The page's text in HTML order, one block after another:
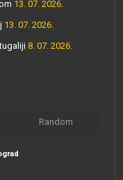
13. 07. 2026.
13. 07. 2026.
8. 07. 2026.
Random